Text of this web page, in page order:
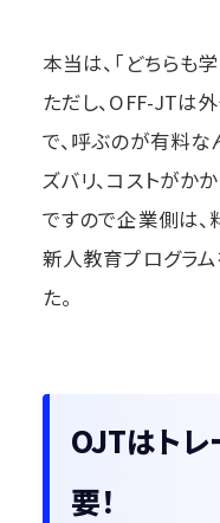
本当は、「どちらも
ただし、OFF-JTは
で、呼ぶのが有料な
ズバリ、コストがかか
ですので企業側は
新人教育プログラ
た。
OJTはト
要！